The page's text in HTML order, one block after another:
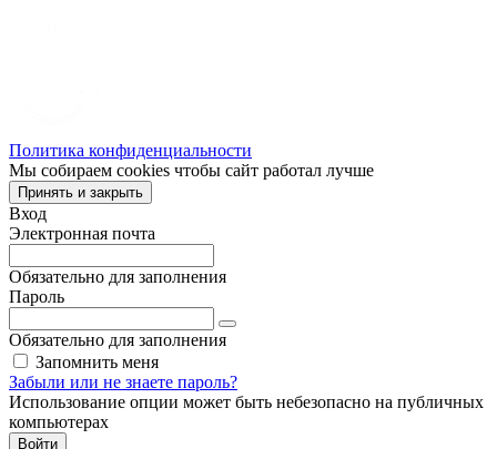
Политика конфиденциальности
Мы собираем cookies чтобы сайт работал лучше
Принять и закрыть
Вход
Электронная почта
Обязательно для заполнения
Пароль
Обязательно для заполнения
Запомнить меня
Забыли или не знаете пароль?
Использование опции может быть небезопасно на публичных
компьютерах
Войти